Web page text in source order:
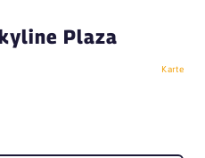
Plaza
Karte